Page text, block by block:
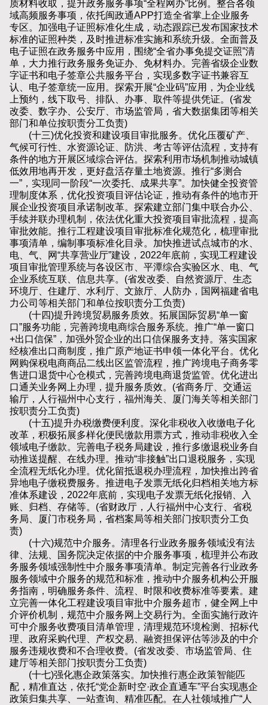
质材料收取，提升政务服务事项“全程网办”比例。整合各领
域高频服务事项，依托闽政通APP打造全省掌上企业服务
专区。加强电子证照标准化生成，动态跟踪已发布国家技术
标准的证照种类，及时推进标准实施和系统升级。全面普及
电子证照在政务服务中应用，围绕“全省办事免提交证照”清
单，大力推行政务服务免证办、免材料办。完善省级企业数
字证书和电子签章公共服务平台，实现多数字证书兼容互
认、电子签章统一应用。探索开展“企业码”应用，为企业线
上预约，线下取号、排队、办事、取件等提供凭证。(省发
改委、数字办、公安厅、市场监管局，省大数据集团等相关
部门和单位按职责分工负责)
(十三)优化投资和建设项目审批服务。优化压覆矿产、
气候可行性、水资源论证、防洪、考古等评估流程，支持有
条件的地方开展区域综合评估。探索利用市场机制推动城镇
低效用地再开发，更好盘活存量土地资源。推行“多测合
一”，实现同一阶段“一次委托、成果共享”。加快健全投资管
理制度体系，优化投资项目评估论证，推动有条件的地市开
展企业投资项目承诺制改革。探索建立部门集中联合办公、
手续并联办理机制，依法优化重大投资项目审批流程，提高
审批效能。推行工程建设项目审批标准化规范化，梳理审批
事项清单，编制事项标准化目录。加快推进试点城市的水、
电、气、网“共享营业厅”建设，2022年底前，实现工程建设
项目审批管理系统与各设区市、平潭综合实验区水、电、气
企业系统互联、信息共享。(省发改委、自然资源厅、生态
环境厅、住建厅、水利厅、文旅厅、人防办，国网福建省电
力公司等相关部门和单位按职责分工负责)
(十四)提升跨境贸易服务质效。拓展国际贸易“单一窗
口”服务功能，完善跨境电商综合服务系统。推广“单一窗口
+出口信保”，加强外贸企业的出口信保服务支持。落实国家
经核准出口商制度，推广原产地证书申领一体化平台。优化
网购保税电商商品二线出区监管流程，推广跨境电子商务零
售进口退货中心仓模式，完善跨境电商退货监管。优化进出
口通关业务网上办理，提升服务质效。(省商务厅、交通运
输厅，人行福州中心支行，福州海关、厦门海关等相关部门
按职责分工负责)
(十五)提升办税缴费便利度。深化非税收入收缴电子化
改革，积极拓展多样化便民缴款用票方式，推动非税收入全
领域电子缴款。完善电子税务局建设，推行多缴退税业务自
动推送提醒、在线办理。推动“非接触”出口退税服务，实现
全流程无纸化办理。优化留抵退税办理流程，加快推出跨省
异地电子缴税费服务。推进电子发票无纸化归档相关地方标
准体系建设，2022年底前，实现电子发票无纸化报销、入
账、归档、存储等。(省财政厅，人行福州中心支行、省税
务局、厦门市税务局，省档案局等相关部门按职责分工负
责)
(十六)规范中介服务。清理各行业政务服务领域没有法
律、法规、国务院决定依据的中介服务事项，梳理并公布政
务服务领域强制性中介服务事项清单。制定完善各行业政务
服务领域中介服务的规范和标准，推动中介服务机构公开服
务指南，明确服务条件、流程、时限和收费标准等要素。建
立完善一体化工程建设项目审批中介服务超市，健全网上中
介评价机制，规范中介服务网上交易行为。全面实施行政许
可中介服务收费项目清单管理，清理规范环境检测、招标代
理、政府采购代理、产权交易、融资担保评估等涉及的中介
服务违规收费和不合理收费。(省发改委、市场监管局、住
建厅等相关部门按职责分工负责)
(十七)强化惠企政策落实。加快推行惠企政策智能匹
配，精准直达，依托“党企新时空·政企直通车”平台实现惠企
政策归集共享、一站查询、精准匹配。在人社领域推广“人